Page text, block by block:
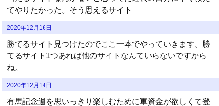
てやりたかった。そう思えるサイト
2020年12月16日
勝てるサイト見つけたのでここ一本でやっていきます。勝
てるサイト1つあれば他のサイトなんていらないですから
ね。
2020年12月14日
有馬記念週を思いっきり楽しむために軍資金が欲しくて登